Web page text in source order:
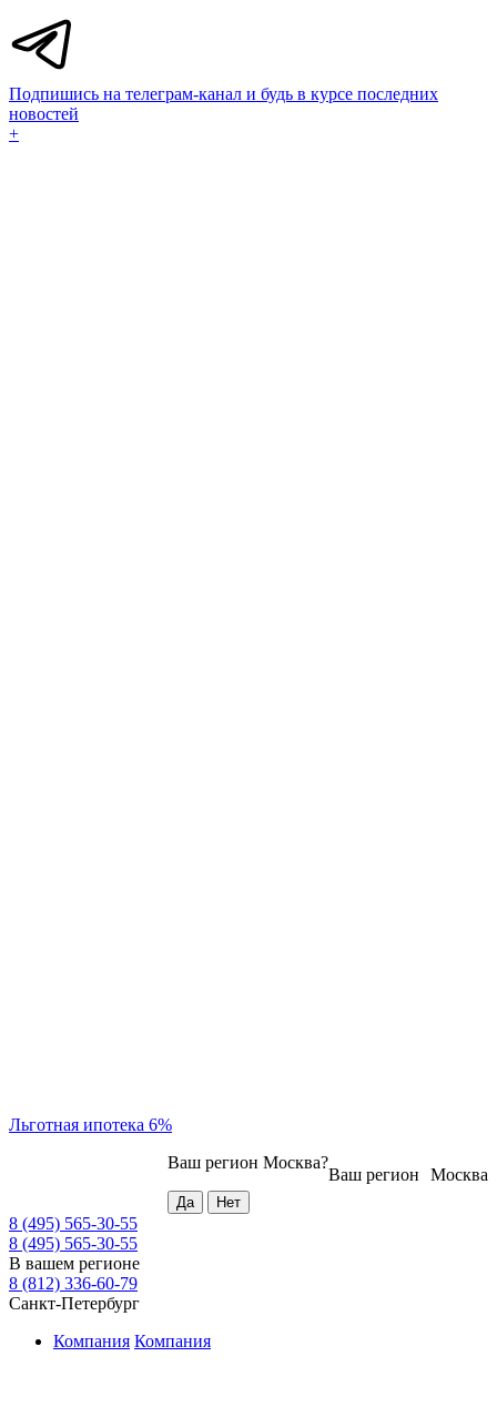
Подпишись на телеграм-канал и будь в курсе последних
новостей
+
Льготная ипотека 6%
Москва
Ваш регион
Ваш регион Москва?
8 (495) 565-30-55
8 (495) 565-30-55
В вашем регионе
8 (812) 336-60-79
Санкт-Петербург
Компания Компания